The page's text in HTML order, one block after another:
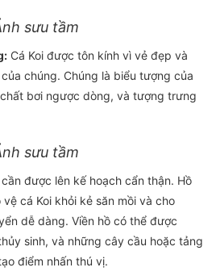
sưu tầm
Cá Koi được tôn kính vì vẻ đẹp và
chúng. Chúng là biểu tượng của
bơi ngược dòng, và tượng trưng
sưu tầm
cần được lên kế hoạch cẩn thận. Hồ
cá Koi khỏi kẻ săn mồi và cho
dễ dàng. Viền hồ có thể được
sinh, và những cây cầu hoặc tảng
điểm nhấn thú vị.